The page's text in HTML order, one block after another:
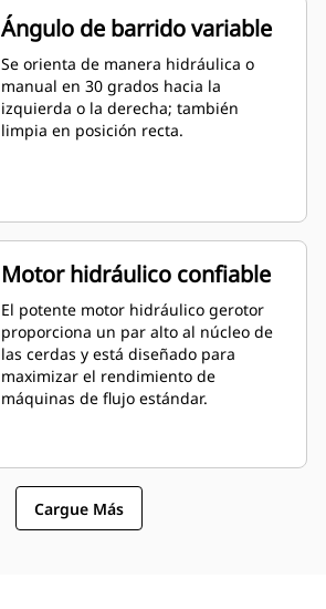
Ángulo de barrido variable
Se orienta de manera hidráulica o
manual en 30 grados hacia la
izquierda o la derecha; también
limpia en posición recta.
Motor hidráulico confiable
El potente motor hidráulico gerotor
proporciona un par alto al núcleo de
las cerdas y está diseñado para
maximizar el rendimiento de
máquinas de flujo estándar.
Cargue Más